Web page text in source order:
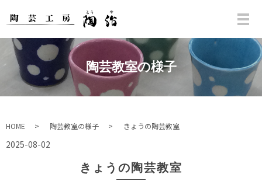
陶芸教室の様子
HOME 陶芸教室の様子 きょうの陶芸教室
2025-08-02
きょうの陶芸教室